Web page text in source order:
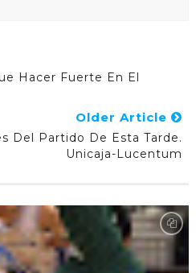
Hacer Fuerte En El
Older Article
Del Partido De Esta Tarde.
Unicaja-Lucentum